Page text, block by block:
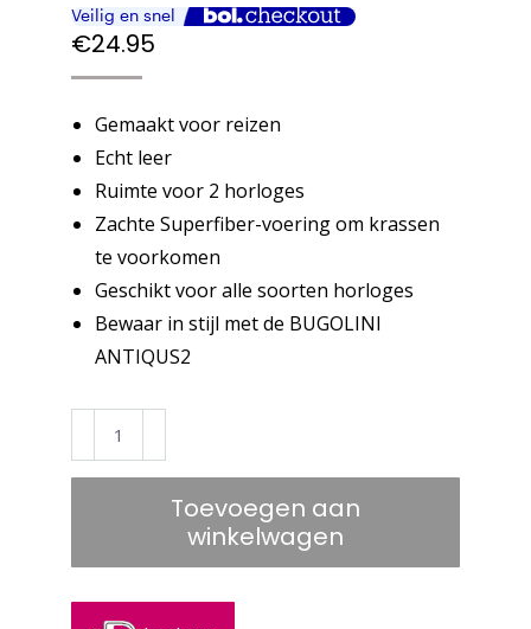
€24.95
Gemaakt voor reizen
Echt leer
Ruimte voor 2 horloges
Zachte Superfiber-voering om krassen
te voorkomen
Geschikt voor alle soorten horloges
Bewaar in stijl met de BUGOLINI
ANTIQUS2
BUGOLINI
Antiqus2
tas
Toevoegen aan
winkelwagen